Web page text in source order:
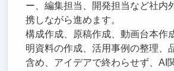
ー、編集担当、開発担当など社内
携しながら進めます。
構成作成、原稿作成、動画台本作
明資料の作成、活用事例の整理、
含め、アイデアで終わらせず、AI